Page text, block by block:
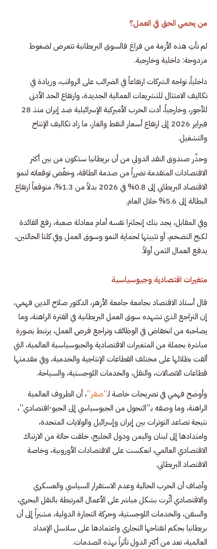
من يحمي الحق في العمل؟
لم تأتِ هذه الأزمة من فراغ فالسوق البريطانية تتعرض لضغوط
مزدوجة: داخلية وخارجية.
داخلياً، تواجه الشركات ارتفاعاً في الضرائب على الرواتب، وزيادة في
تكاليف الامتثال للتشريعات العمالية الجديدة، وارتفاع الحد الأدنى
للأجور، وخارجياً، أدت الحرب الأميركية الإسرائيلية ضد إيران منذ 28
فبراير 2026 إلى ارتفاع أسعار النفط والغاز، ما زاد تكاليف الإنتاج
والتشغيل.
وحذّر صندوق النقد الدولي من أن بريطانيا ستكون من بين أكثر
الاقتصادات المتقدمة تضرراً من صدمة الطاقة، وخفّض توقعاته لنمو
الاقتصاد البريطاني إلى 0.8% في 2026 بدلاً من 1.3%، متوقعاً ارتفاع
البطالة إلى 5.6% خلال العام.
وفي المقابل، يجد بنك إنجلترا نفسه أمام معادلة صعبة، رفع الفائدة
لكبح التضخم، أو تثبيتها لحماية النمو وسوق العمل وفي كلتا الحالتين،
يدفع العمال الثمن أولاً.
متغيرات اقتصادية وجيوسياسية
قال أستاذ الاقتصاد بجامعة جامعة الأزهر، الدكتور صلاح الدين فهمي،
إن التراجع الذي تشهده سوق العمل البريطانية في الفترة الراهنة، وما
يصاحبه من انخفاض في الوظائف وتراجع فرص العمل، يرتبط بصورة
مباشرة بجملة من المتغيرات الاقتصادية والجيوسياسية العالمية، التي
ألقت بظلالها على مختلف القطاعات الإنتاجية والخدمية، وفي مقدمتها
قطاعات الاتصالات، والنقل، والخدمات اللوجستية، والسياحة.
وأوضح فهمي في تصريحات خاصة لـ“صفر”، أن الظروف العالمية
الراهنة، وما وصفه بـ”التحول من الجيوسياسي إلى الجيو-اقتصادي”،
نتيجة تصاعد التوترات بين إيران وإسرائيل والولايات المتحدة،
وامتدادها إلى لبنان واليمن ودول الخليج، خلقت حالة من الارتباك
الاقتصادي العالمي، انعكست على الاقتصادات الأوروبية، وخاصة
الاقتصاد البريطاني.
وأضاف أن الحرب الحالية وعدم الاستقرار السياسي والعسكري
والاقتصادي أثّرت بشكل مباشر على الأعمال المرتبطة بالنقل البحري،
والسفن، والخدمات اللوجستية، وحركة التجارة الدولية، مشيراً إلى أن
بريطانيا بحكم انفتاحها التجاري واعتمادها على سلاسل الإمداد
العالمية، تعد من أكثر الدول تأثراً بهذه الصدمات.